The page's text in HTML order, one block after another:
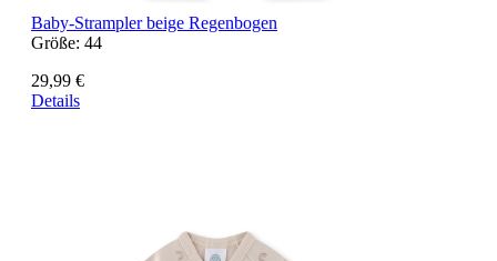
Baby-Strampler beige Regenbogen
Größe: 44
29,99 €
Details